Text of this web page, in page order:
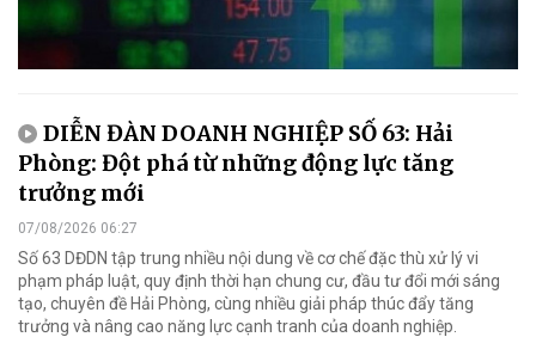
DIỄN ĐÀN DOANH NGHIỆP SỐ 63: Hải
Phòng: Đột phá từ những động lực tăng
trưởng mới
07/08/2026 06:27
Số 63 DĐDN tập trung nhiều nội dung về cơ chế đặc thù xử lý vi
phạm pháp luật, quy định thời hạn chung cư, đầu tư đổi mới sáng
tạo, chuyên đề Hải Phòng, cùng nhiều giải pháp thúc đẩy tăng
trưởng và nâng cao năng lực cạnh tranh của doanh nghiệp.